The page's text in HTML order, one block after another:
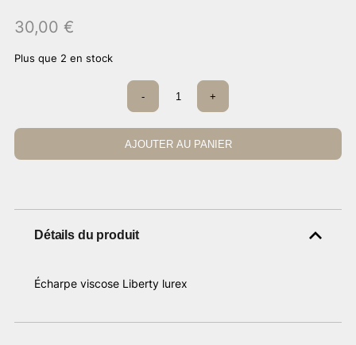
30,00 €
Plus que 2 en stock
quantité
Écharpe
Liberty
lurex
- +
AJOUTER AU PANIER
Détails du produit
Écharpe viscose Liberty lurex